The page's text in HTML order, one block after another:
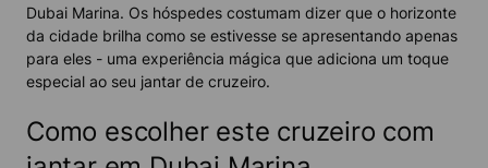
Dubai Marina. Os hóspedes costumam dizer que o horizonte
da cidade brilha como se estivesse se apresentando apenas
para eles - uma experiência mágica que adiciona um toque
especial ao seu jantar de cruzeiro.
Como escolher este cruzeiro com